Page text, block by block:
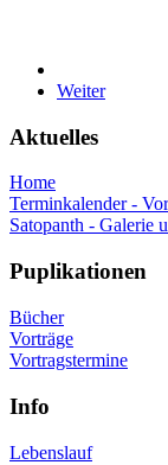
Weiter
Aktuelles
Home
Terminkalender -
Satopanth - Galerie
Puplikationen
Bücher
Vorträge
Vortragstermine
Info
Lebenslauf